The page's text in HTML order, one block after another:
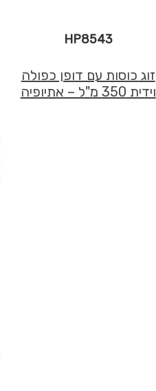
HP8543
זוג כוסות עם דופן כפולה
וידית 350 מ"ל – אתיופיה